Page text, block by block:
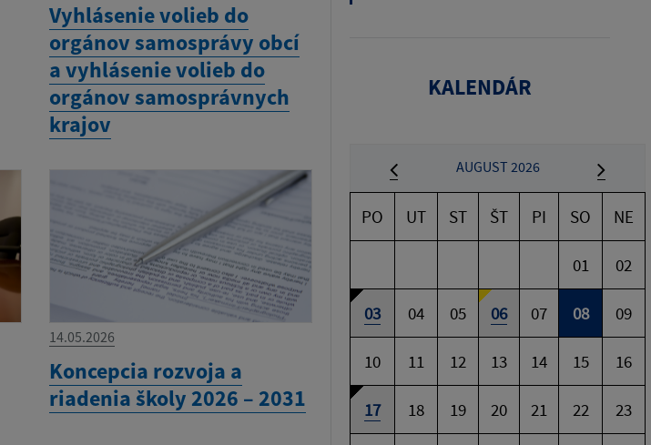
Vyhlásenie volieb do
orgánov samosprávy obcí
a vyhlásenie volieb do
orgánov samosprávnych
krajov
14.05.2026
Koncepcia rozvoja a
riadenia školy 2026 – 2031
KALENDÁR
AUGUST 2026
PO UT ST ŠT PI SO NE
01 02
03 04 05 06 07 08 09
10 11 12 13 14 15 16
17 18 19 20 21 22 23